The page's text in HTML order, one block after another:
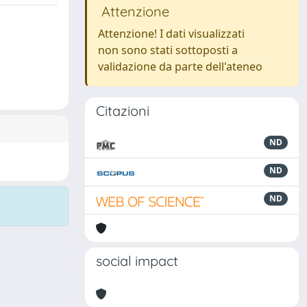
Attenzione
Attenzione! I dati visualizzati
non sono stati sottoposti a
validazione da parte dell'ateneo
Citazioni
ND
ND
ND
social impact